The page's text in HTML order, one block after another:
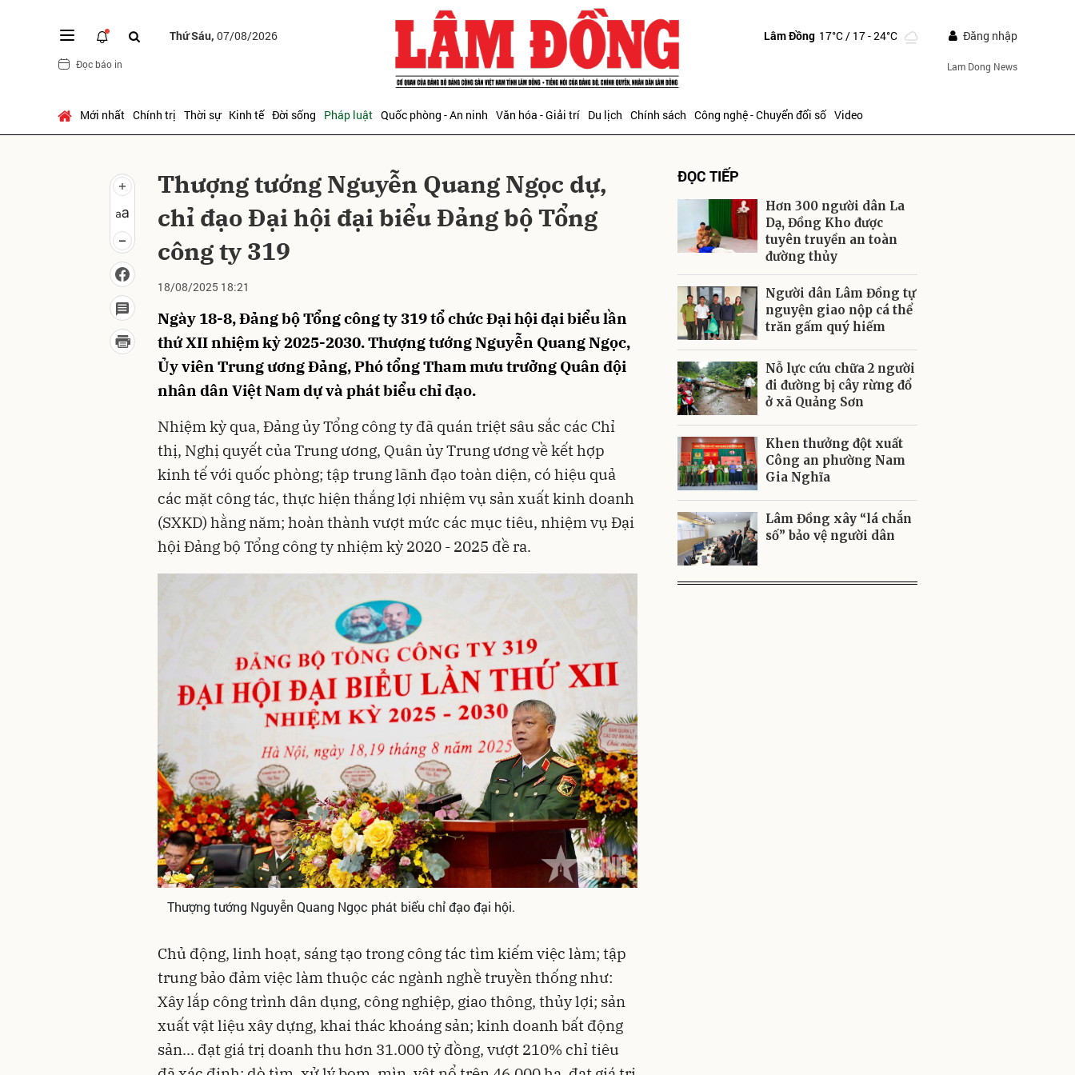
Thứ Sáu, 07/08/2026
Đọc báo in
Lâm Đồng 17°C/ 17 - 24°C Đăng nhập
Lam Dong News
Mới nhất Chính trị Thời sự Kinh tế Đời sống Pháp luật Quốc phòng - An ninh Văn hóa - Giải trí Du lịch Chính sách Công nghệ - Chuyển đổi số Video
Thượng tướng Nguyễn Quang Ngọc dự,
chỉ đạo Đại hội đại biểu Đảng bộ Tổng
công ty 319
18/08/2025 18:21
Ngày 18-8, Đảng bộ Tổng công ty 319 tổ chức Đại hội đại biểu lần
thứ XII nhiệm kỳ 2025-2030. Thượng tướng Nguyễn Quang Ngọc,
Ủy viên Trung ương Đảng, Phó tổng Tham mưu trưởng Quân đội
nhân dân Việt Nam dự và phát biểu chỉ đạo.
Nhiệm kỳ qua, Đảng ủy Tổng công ty đã quán triệt sâu sắc các Chỉ
thị, Nghị quyết của Trung ương, Quân ủy Trung ương về kết hợp
kinh tế với quốc phòng; tập trung lãnh đạo toàn diện, có hiệu quả
các mặt công tác, thực hiện thắng lợi nhiệm vụ sản xuất kinh doanh
(SXKD) hằng năm; hoàn thành vượt mức các mục tiêu, nhiệm vụ Đại
hội Đảng bộ Tổng công ty nhiệm kỳ 2020 - 2025 đề ra.
Thượng tướng Nguyễn Quang Ngọc phát biểu chỉ đạo đại hội.
Chủ động, linh hoạt, sáng tạo trong công tác tìm kiếm việc làm; tập
trung bảo đảm việc làm thuộc các ngành nghề truyền thống như:
Xây lắp công trình dân dụng, công nghiệp, giao thông, thủy lợi; sản
xuất vật liệu xây dựng, khai thác khoáng sản; kinh doanh bất động
sản... đạt giá trị doanh thu hơn 31.000 tỷ đồng, vượt 210% chỉ tiêu
ĐỌC TIẾP
Hơn 300 người dân La
Dạ, Đồng Kho được
tuyên truyền an toàn
đường thủy
Người dân Lâm Đồng tự
nguyện giao nộp cá thể
trăn gấm quý hiếm
Nỗ lực cứu chữa 2 người
đi đường bị cây rừng đổ
ở xã Quảng Sơn
Khen thưởng đột xuất
Công an phường Nam
Gia Nghĩa
Lâm Đồng xây “lá chắn
số” bảo vệ người dân
Gửi bình luận